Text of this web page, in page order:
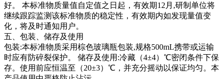
好。 本标准物质量值自定值之日起，有效期12月,研制单位将
继续跟踪监测该标准物质的稳定性，有效期内如发现量值变
化，将及时通知用户。
五、包装、储存及使用
包装:本标准物质采用棕色玻璃瓶包装,规格500mL携带或运输
时应有防碎裂保护。 储存及使用:冷藏（4±4）℃密闭条件下保
存。使用前应恒温至（20±3）℃，并充分摇动以保证均匀。本